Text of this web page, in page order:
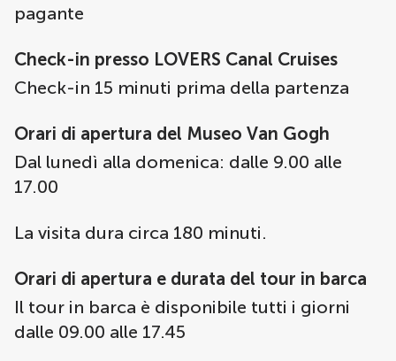
pagante
Check-in presso LOVERS Canal Cruises
Check-in 15 minuti prima della partenza
Orari di apertura del Museo Van Gogh
Dal lunedì alla domenica: dalle 9.00 alle
17.00
La visita dura circa 180 minuti.
Orari di apertura e durata del tour in barca
Il tour in barca è disponibile tutti i giorni
dalle 09.00 alle 17.45